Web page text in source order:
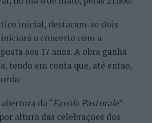
inicial, destacam-se dois
o concerto com a
aos 17 anos. A obra ganha
tendo em conta que, até então,
da “Favola Pastorale”
altura das celebrações dos